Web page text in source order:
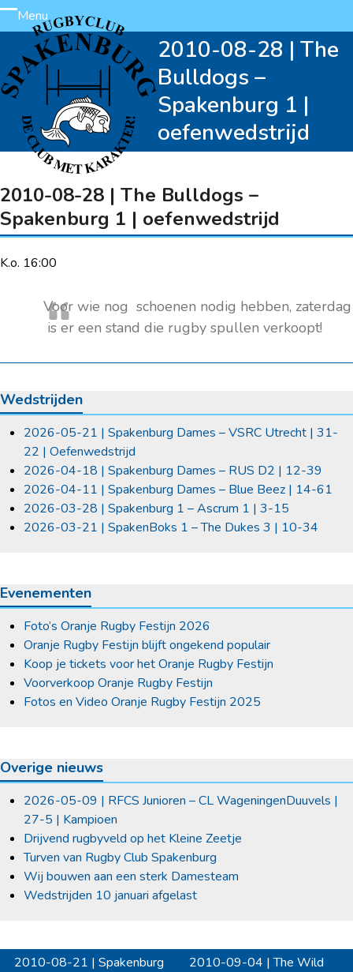
Skip
to
content
Menu
Open
mobile
menu
Close
mobile
menu
2010-08-28 | The
Bulldogs –
Spakenburg 1 |
oefenwedstrijd
2010-08-28 | The Bulldogs –
Spakenburg 1 | oefenwedstrijd
K.o. 16:00
Voor wie nog schoenen nodig hebben, zaterdag
is er een stand die rugby spullen verkoopt!
Wedstrijden
2026-05-21 | Spakenburg Dames – VSRC Utrecht | 31-
22 | Oefenwedstrijd
2026-04-18 | Spakenburg Dames – RUS D2 | 12-39
2026-04-11 | Spakenburg Dames – Blue Beez | 14-61
2026-03-28 | Spakenburg 1 – Ascrum 1 | 3-15
2026-03-21 | SpakenBoks 1 – The Dukes 3 | 10-34
Evenementen
Foto’s Oranje Rugby Festijn 2026
Oranje Rugby Festijn blijft ongekend populair
Koop je tickets voor het Oranje Rugby Festijn
Voorverkoop Oranje Rugby Festijn
Fotos en Video Oranje Rugby Festijn 2025
Overige nieuws
2026-05-09 | RFCS Junioren – CL WageningenDuuvels |
27-5 | Kampioen
Drijvend rugbyveld op het Kleine Zeetje
Turven van Rugby Club Spakenburg
Wij bouwen aan een sterk Damesteam
Wedstrijden 10 januari afgelast
2010-08-21 | Spakenburg
2010-09-04 | The Wild